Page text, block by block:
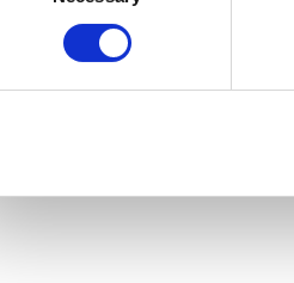
más información.